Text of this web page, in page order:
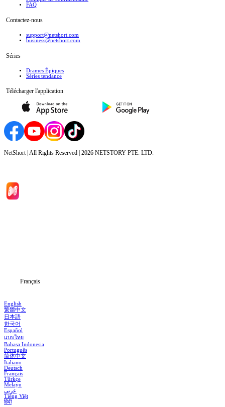
FAQ
Contactez-nous
support@netshort.com
business@netshort.com
Séries
Drames Épiques
Séries tendance
Télécharger l'application
NetShort | All Rights Reserved | 2026 NETSTORY PTE. LTD.
Français
English
繁體中文
日本語
한국어
Español
แบบไทย
Bahasa Indonesia
Português
简体中文
Italiano
Deutsch
Français
Türkçe
Melayu
عربي
Tiếng Việt
हिंदी